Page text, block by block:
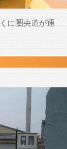
に圏央道が通